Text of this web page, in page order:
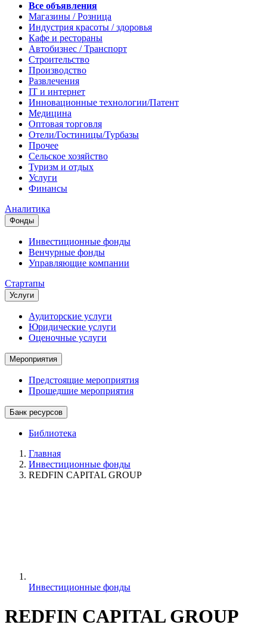
Все объявления
Магазины / Розница
Индустрия красоты / здоровья
Кафе и рестораны
Автобизнес / Транспорт
Строительство
Производство
Развлечения
IT и интернет
Инновационные технологии/Патент
Медицина
Оптовая торговля
Отели/Гостиницы/Турбазы
Прочее
Сельское хозяйство
Туризм и отдых
Услуги
Финансы
Аналитика
Фонды
Инвестиционные фонды
Венчурные фонды
Управляющие компании
Стартапы
Услуги
Аудиторские услуги
Юридические услуги
Оценочные услуги
Мероприятия
Предстоящие мероприятия
Прошедшие мероприятия
Банк ресурсов
Библиотека
Главная
Инвестиционные фонды
REDFIN CAPITAL GROUP
Инвестиционные фонды
REDFIN CAPITAL GROUP